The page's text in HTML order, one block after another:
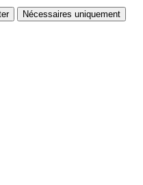
Nécessaires uniquement